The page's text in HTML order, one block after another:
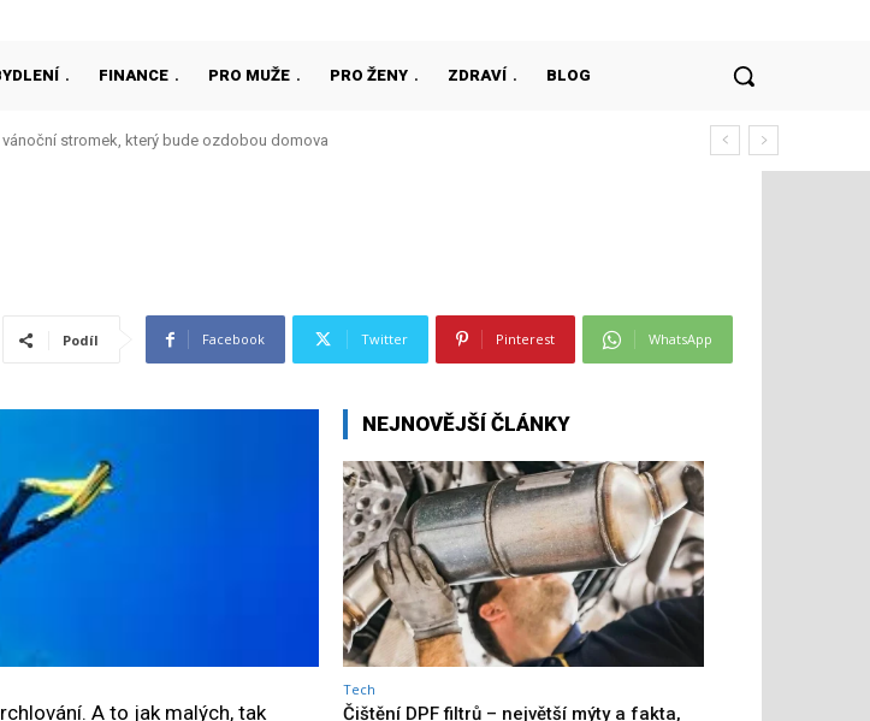
FINANCE PRO MUŽE PRO ŽENY ZDRAVÍ BLOG
stromek, který bude ozdobou domova
Podíl Facebook Twitter Pinterest WhatsApp
A to jak malých, tak
NEJNOVĚJŠÍ ČLÁNKY
Tech
Čištění DPF filtrů – největší mýty a fakta,